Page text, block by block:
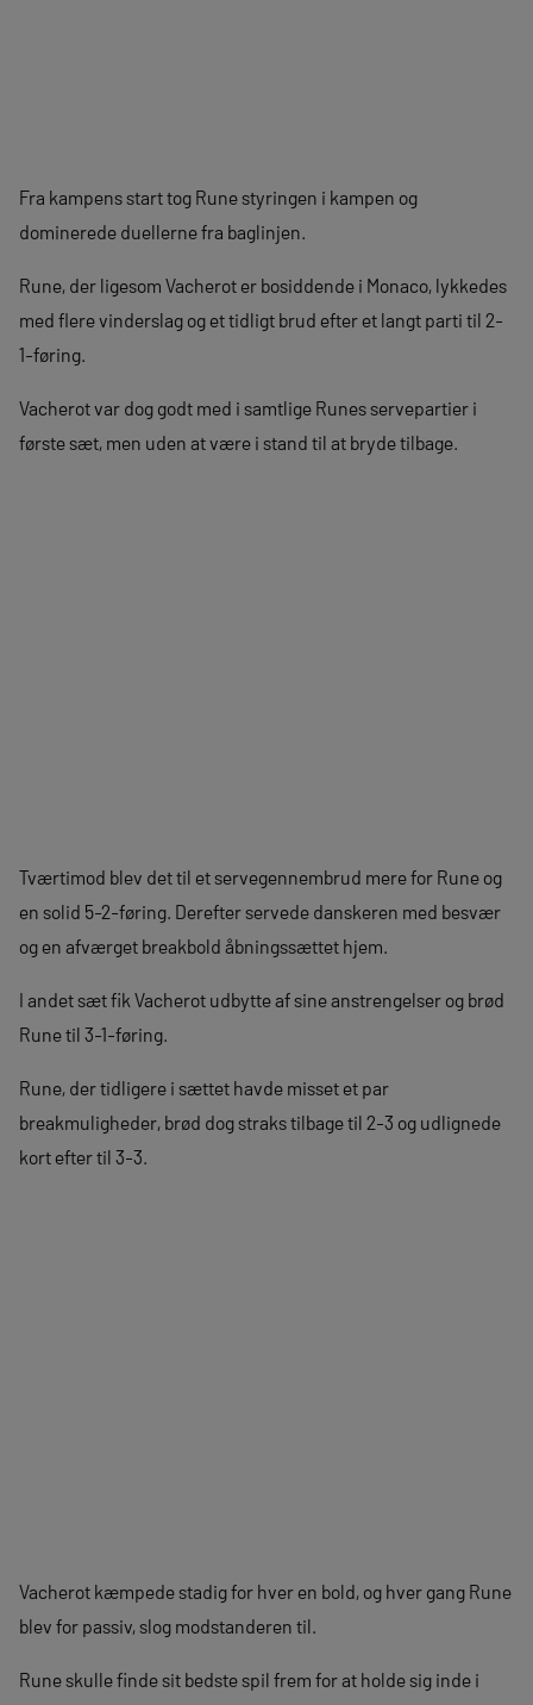
Fra kampens start tog Rune styringen i kampen og
dominerede duellerne fra baglinjen.
Rune, der ligesom Vacherot er bosiddende i Monaco, lykkedes
med flere vinderslag og et tidligt brud efter et langt parti til 2-
1-føring.
Vacherot var dog godt med i samtlige Runes servepartier i
første sæt, men uden at være i stand til at bryde tilbage.
Tværtimod blev det til et servegennembrud mere for Rune og
en solid 5-2-føring. Derefter servede danskeren med besvær
og en afværget breakbold åbningssættet hjem.
I andet sæt fik Vacherot udbytte af sine anstrengelser og brød
Rune til 3-1-føring.
Rune, der tidligere i sættet havde misset et par
breakmuligheder, brød dog straks tilbage til 2-3 og udlignede
kort efter til 3-3.
Vacherot kæmpede stadig for hver en bold, og hver gang Rune
blev for passiv, slog modstanderen til.
Rune skulle finde sit bedste spil frem for at holde sig inde i